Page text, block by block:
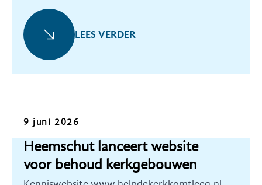
LEES VERDER
Kennis
9 juni 2026
Heemschut lanceert website
voor behoud kerkgebouwen